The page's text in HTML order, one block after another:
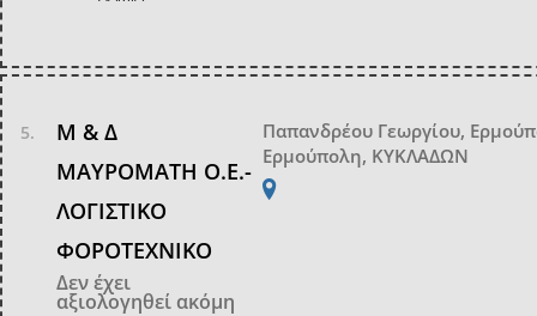
Μ & Δ
ΜΑΥΡΟΜΑΤΗ Ο.Ε.-
ΛΟΓΙΣΤΙΚΟ
ΦΟΡΟΤΕΧΝΙΚΟ
Δεν έχει
αξιολογηθεί ακόμη
Παπανδρέου Γεωργίου,
Ερμούπολη, ΚΥΚΛΑΔΩΝ